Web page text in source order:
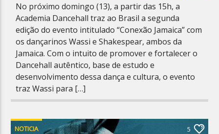
No próximo domingo (13), a partir das 15h, a
Academia Dancehall traz ao Brasil a segunda
edição do evento intitulado “Conexão Jamaica” com
os dançarinos Wassi e Shakespear, ambos da
Jamaica. Com o intuito de promover e fortalecer o
Dancehall autêntico, base de estudo e
desenvolvimento dessa dança e cultura, o evento
traz Wassi para […]
NOTICIA 5